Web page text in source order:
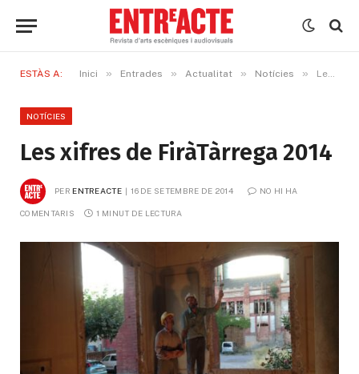
ESTÀS A: Inici » Entrades » Actualitat » Notícies » Les xifres de FiràTàrrega 2014
NOTÍCIES
Les xifres de FiràTàrrega 2014
PER ENTREACTE 16 DE SETEMBRE DE 2014 NO HI HA
COMENTARIS 1 MINUT DE LECTURA